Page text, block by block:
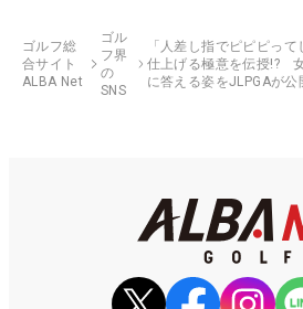
ゴルフ総
合サイト
ALBA Net
ゴル
フ界
の
SNS
「人差し指でピピピっ
仕上げる極意を伝授!?
に答える姿をJLPGAが公